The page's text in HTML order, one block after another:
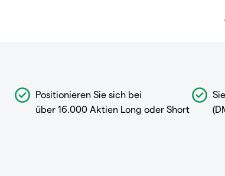
Positionieren Sie sich bei
über 16.000 Aktien Long oder Short